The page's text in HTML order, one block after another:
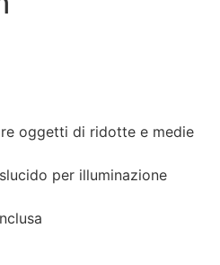
oggetti di ridotte e medie
per illuminazione